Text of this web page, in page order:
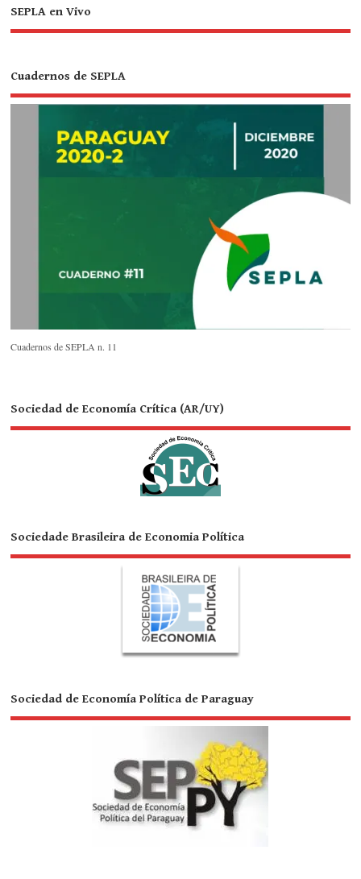
SEPLA en Vivo
Cuadernos de SEPLA
Cuadernos de SEPLA n. 11
Sociedad de Economía Crítica (AR/UY)
Sociedade Brasileira de Economia Política
Sociedad de Economía Política de Paraguay